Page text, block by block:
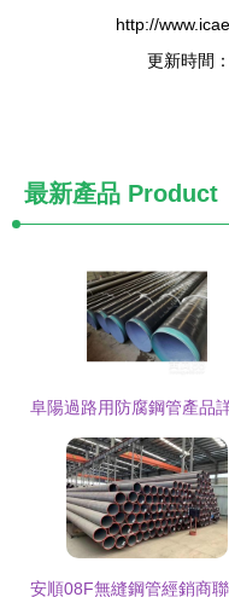
http://
更新時間
最新產品 Product